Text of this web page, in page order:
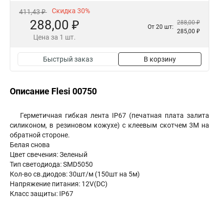
411,43 ₽ Скидка 30%
288,00 ₽
Цена за 1 шт.
От 20 шт:
288,00 ₽
285,00 ₽
Быстрый заказ В корзину
Описание Flesi 00750
Герметичная гибкая лента IP67 (печатная плата залита
силиконом, в резиновом кожухе) с клеевым скотчем 3М на
обратной стороне.
Белая снова
Цвет свечения: Зеленый
Тип светодиода: SMD5050
Кол-во св.диодов: 30шт/м (150шт на 5м)
Напряжение питания: 12V(DC)
Класс защиты: IP67